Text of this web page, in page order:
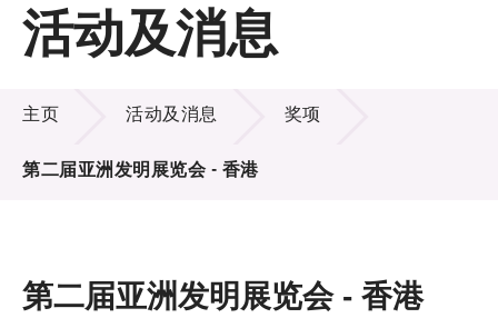
主页
关于LSCM
技术商品化
项目及资助计划
活动及消息
活动及消息
主页 活动及消息 奖项
第二届亚洲发明展览会 - 香港
第二届亚洲发明展览会 - 香港